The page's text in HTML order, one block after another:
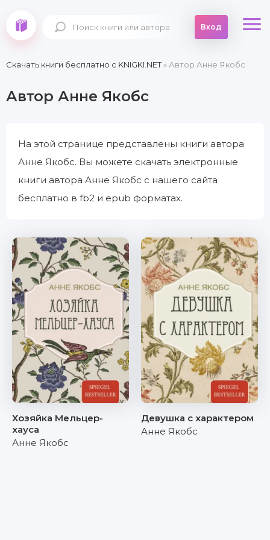
Вход
Скачать книги бесплатно c KNIGKI.NET» Автор Анне Якобс
Автор Анне Якобс
На этой странице представлены книги автора
Анне Якобс. Вы можете скачать электронные
книги автора Анне Якобс с нашего сайта
бесплатно в fb2 и epub форматах.
Хозяйка Мельцер-
хауса
Анне Якобс
Девушка с характером
Анне Якобс